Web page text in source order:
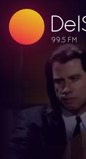
99.5 FM
99.5 FM
99.5 FM